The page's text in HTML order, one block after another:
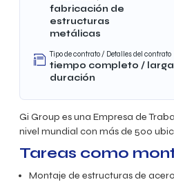
fabricación de
estructuras
metálicas
Tipo de contrato / Detalles del contrato
tiempo completo / larga
duración
Gi Group es una Empresa de
nivel mundial con más de 500
Tareas como
Montaje de estructuras de acero